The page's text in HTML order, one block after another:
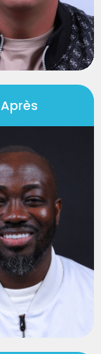
Après